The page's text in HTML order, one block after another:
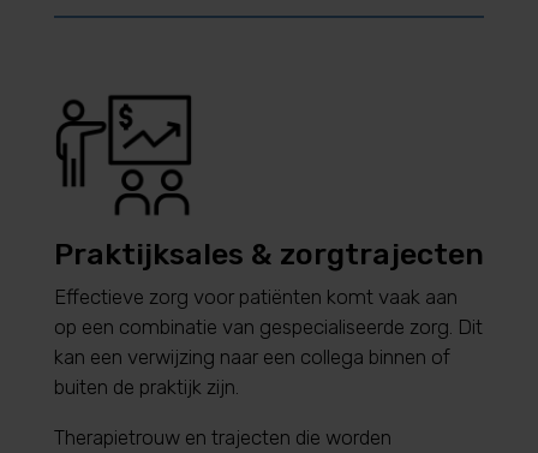
Praktijksales & zorgtrajecten
Effectieve zorg voor patiënten komt vaak aan
op een combinatie van gespecialiseerde zorg. Dit
kan een verwijzing naar een collega binnen of
buiten de praktijk zijn.
Therapietrouw en trajecten die worden